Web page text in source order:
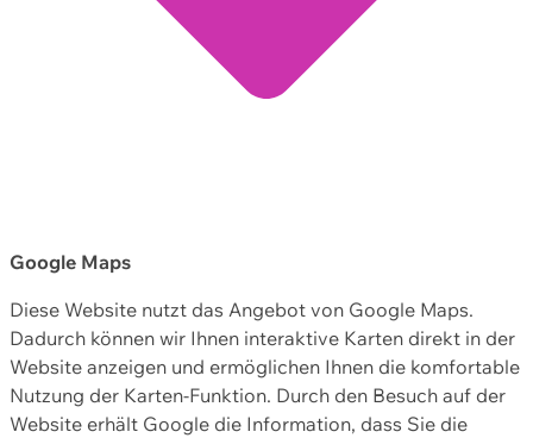
Google Maps
Diese Website nutzt das Angebot von Google Maps.
Dadurch können wir Ihnen interaktive Karten direkt in der
Website anzeigen und ermöglichen Ihnen die komfortable
Nutzung der Karten-Funktion. Durch den Besuch auf der
Website erhält Google die Information, dass Sie die